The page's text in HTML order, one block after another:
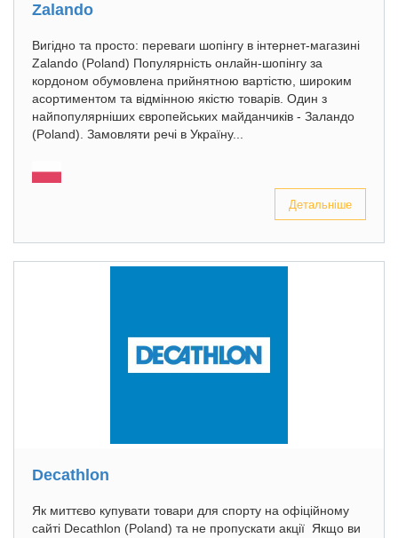
Zalando
Вигідно та просто: переваги шопінгу в інтернет-магазині
Zalando (Poland) Популярність онлайн-шопінгу за
кордоном обумовлена прийнятною вартістю, широким
асортиментом та відмінною якістю товарів. Один з
найпопулярніших європейських майданчиків - Заландо
(Poland). Замовляти речі в Україну...
Детальніше
Decathlon
Як миттєво купувати товари для спорту на офіційному
сайті Decathlon (Poland) та не пропускати акції Якщо ви